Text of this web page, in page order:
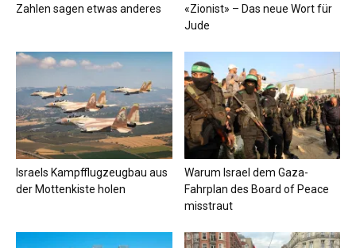
Zahlen sagen etwas anderes
«Zionist» – Das neue Wort für
Jude
Israels Kampfflugzeugbau aus
der Mottenkiste holen
Warum Israel dem Gaza-
Fahrplan des Board of Peace
misstraut